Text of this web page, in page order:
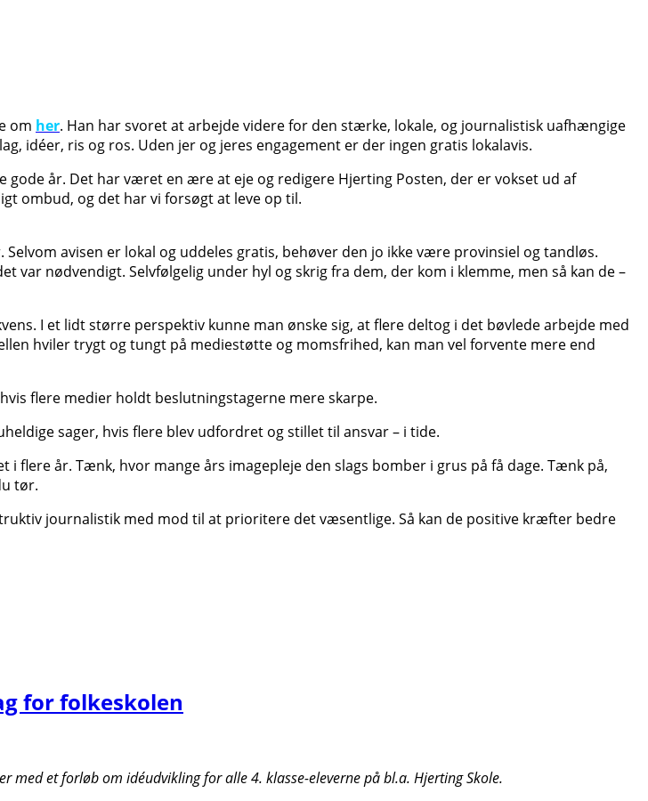
om her. Han har svoret at arbejde videre for den stærke, lokale, og journalistisk uafhængige
idéer, ris og ros. Uden jer og jeres engagement er der ingen gratis lokalavis.
år. Det har været en ære at eje og redigere Hjerting Posten, der er vokset ud af
ombud, og det har vi forsøgt at leve op til.
avisen er lokal og uddeles gratis, behøver den jo ikke være provinsiel og tandløs.
nødvendigt. Selvfølgelig under hyl og skrig fra dem, der kom i klemme, men så kan de –
I et lidt større perspektiv kunne man ønske sig, at flere deltog i det bøvlede arbejde med
hviler trygt og tungt på mediestøtte og momsfrihed, kan man vel forvente mere end
flere medier holdt beslutningstagerne mere skarpe.
sager, hvis flere blev udfordret og stillet til ansvar – i tide.
år. Tænk, hvor mange års imagepleje den slags bomber i grus på få dage. Tænk på,
tør.
journalistik med mod til at prioritere det væsentlige. Så kan de positive kræfter bedre
for folkeskolen
med et forløb om idéudvikling for alle 4. klasse-eleverne på bl.a. Hjerting Skole.